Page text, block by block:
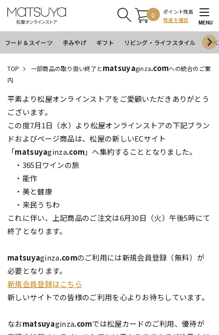
0
ポイント残高
残高を確認
MENU
フード＆スイーツ 手みやげ ギフト リビング・ライフスタイル イ
TOP 一部商品の取り扱い終了とmatsuyaginza.comへの統合のご案
内
平素より松屋オンラインストアをご愛顧いただきありがとう
ございます。
この度7月1日（水）より松屋オンラインストアの下記ブラン
ドおよびページ商品は、松屋の新しいECサイト
「matsuyaginza.com」へ集約することとなりました。
・365日ワインの旅
・能作
・美と健康
・来民うちわ
これに伴い、上記商品のご注文は6月30日（火）午後5時にて
終了となります。
matsuyaginza.comのご利用には新規会員登録（無料）が
必要となります。
新規会員登録はこちら
新しいサイトでの皆様のご利用を心よりお待ちしています。
なおmatsuyaginza.comでは松屋カードのご利用、優待が